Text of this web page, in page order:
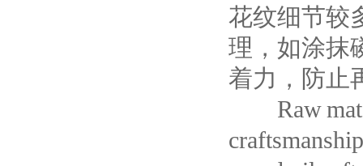
花纹细节较
理，如涂抹
着力，防止
Raw